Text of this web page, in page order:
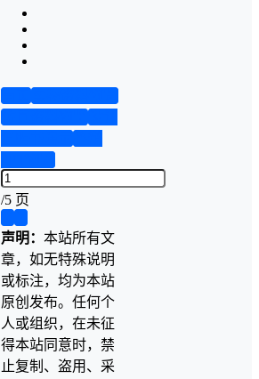
/5 页
声明： 本站所有文
章，如无特殊说明
或标注，均为本站
原创发布。任何个
人或组织，在未征
得本站同意时，禁
止复制、盗用、采